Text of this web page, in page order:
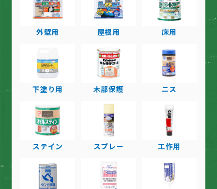
外壁用 屋根用 床用
下塗り用 木部保護 ニス
ステイン スプレー 工作用